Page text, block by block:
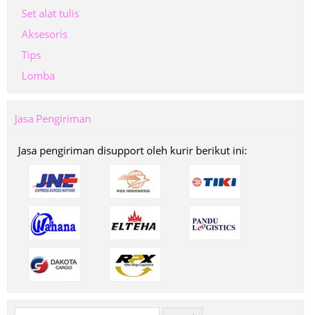
Set alat tulis
Aksesoris
Tips
Lomba
Jasa Pengiriman
Jasa pengiriman disupport oleh kurir berikut ini: